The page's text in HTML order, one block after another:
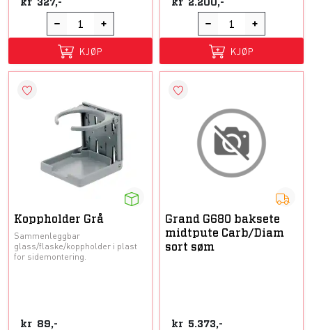
kr 327,-
KJØP
kr 2.200,-
KJØP
Koppholder Grå
Sammenleggbar
glass/flaske/koppholder i plast
for sidemontering.
kr 89,-
Grand G680 baksete
midtpute Carb/Diam
sort søm
kr 5.373,-